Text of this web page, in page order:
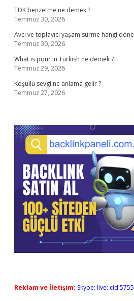
TDK benzetme ne demek ?
Temmuz 30, 2026
Avcı ve toplayıcı yaşam sürme hangi
Temmuz 30, 2026
What is pour in Turkish ne demek ?
Temmuz 29, 2026
Koşullu sevgi ne anlama gelir ?
Temmuz 27, 2026
Reklam ve İletişim: Skype: